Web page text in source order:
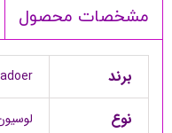
مشخصات محصول
برند
نوع